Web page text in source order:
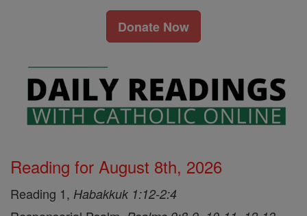
Donate Now
Reading for August 8th, 2026
Reading 1, Habakkuk 1:12-2:4